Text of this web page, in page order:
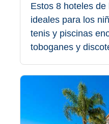
Lanchas
Bicicletas
Senderismo
Estos 8 hoteles
ideales para los
tenis y piscinas
toboganes y